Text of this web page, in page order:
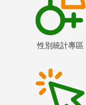
性別統計專區